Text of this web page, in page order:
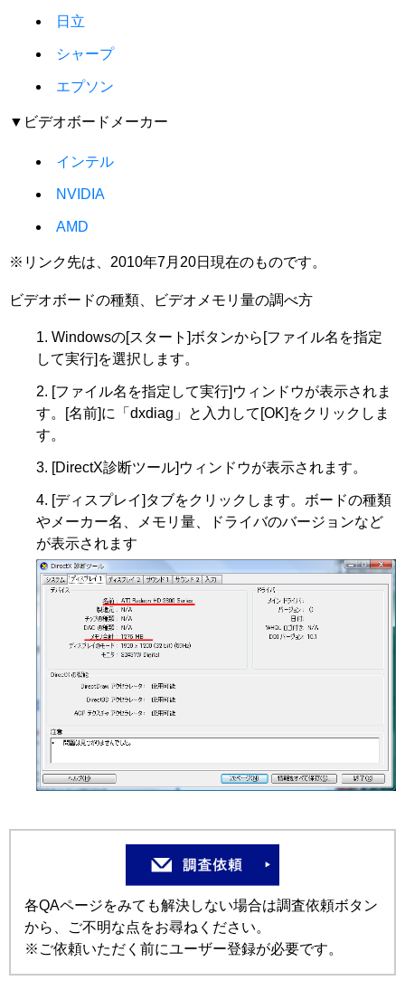
日立
シャープ
エプソン
▼ビデオボードメーカー
インテル
NVIDIA
AMD
※リンク先は、2010年7月20日現在のものです。
ビデオボードの種類、ビデオメモリ量の調べ方
Windowsの[スタート]ボタンから[ファイル名を指定
して実行]を選択します。
[ファイル名を指定して実行]ウィンドウが表示されま
す。[名前]に「dxdiag」と入力して[OK]をクリックしま
す。
[DirectX診断ツール]ウィンドウが表示されます。
[ディスプレイ]タブをクリックします。ボードの種類
やメーカー名、メモリ量、ドライバのバージョンなど
が表示されます
各QAページをみても解決しない場合は調査依頼ボタン
から、ご不明な点をお尋ねください。
※ご依頼いただく前にユーザー登録が必要です。